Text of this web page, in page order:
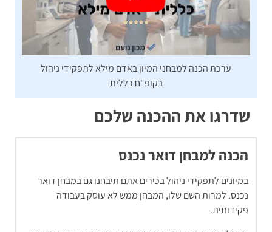
ערכת הכנה למבחני המיון באדם מילא לתפקידי ניהול
בקופ"ח כללית
שדרגו את ההכנה שלכם
הכנה למבחן דואר נכנס
במיונים לתפקידי ניהול בכירים אתם תיבחנו גם במבחן דואר
נכנס. למרות השם שלו, המבחן ממש לא עוסק בעבודה
פקידותית.